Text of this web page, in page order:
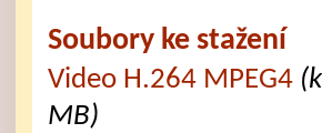
Soubory ke stažení
Video H.264 MPEG4
MB)